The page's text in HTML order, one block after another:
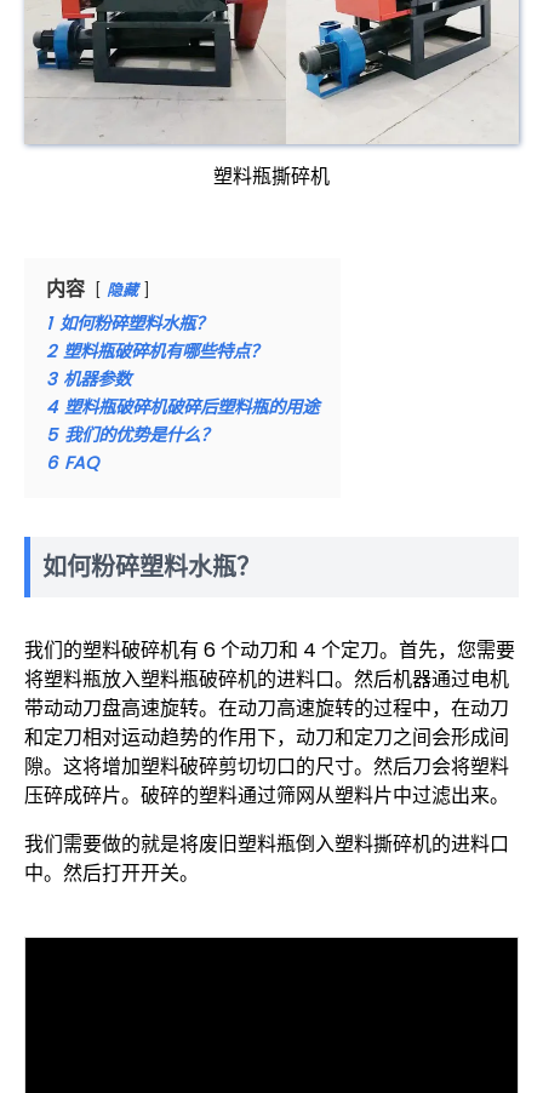
塑料瓶撕碎机
内容 隐藏
1 如何粉碎塑料水瓶？
2 塑料瓶破碎机有哪些特点？
3 机器参数
4 塑料瓶破碎机破碎后塑料瓶的用途
5 我们的优势是什么？
6 FAQ
如何粉碎塑料水瓶？
我们的塑料破碎机有 6 个动刀和 4 个定刀。首先，您需要
将塑料瓶放入塑料瓶破碎机的进料口。然后机器通过电机
带动动刀盘高速旋转。在动刀高速旋转的过程中，在动刀
和定刀相对运动趋势的作用下，动刀和定刀之间会形成间
隙。这将增加塑料破碎剪切切口的尺寸。然后刀会将塑料
压碎成碎片。破碎的塑料通过筛网从塑料片中过滤出来。
我们需要做的就是将废旧塑料瓶倒入塑料撕碎机的进料口
中。然后打开开关。